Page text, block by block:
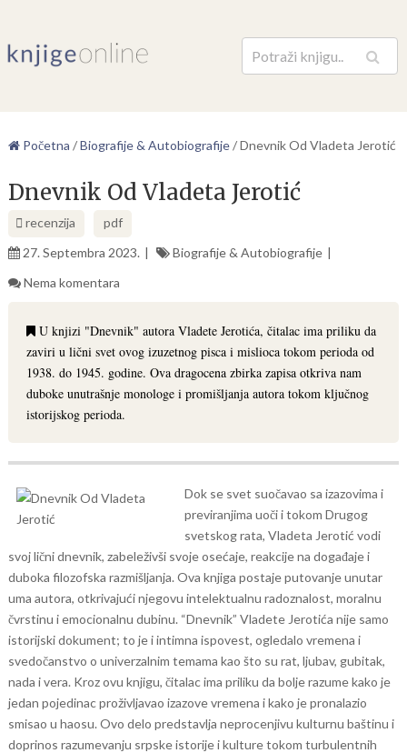
Pretraga
Početna /Biografije & Autobiografije/Dnevnik Od Vladeta Jerotić
Dnevnik Od Vladeta Jerotić
recenzija
pdf
27. Septembra 2023.
Biografije & Autobiografije
Nema komentara
U knjizi "Dnevnik" autora Vladete Jerotića, čitalac ima priliku da
zaviri u lični svet ovog izuzetnog pisca i mislioca tokom perioda od
1938. do 1945. godine. Ova dragocena zbirka zapisa otkriva nam
duboke unutrašnje monologe i promišljanja autora tokom ključnog
istorijskog perioda.
Dok se svet suočavao sa izazovima i
previranjima uoči i tokom Drugog
svetskog rata, Vladeta Jerotić vodi
svoj lični dnevnik, zabeleživši svoje osećaje, reakcije na događaje i
duboka filozofska razmišljanja. Ova knjiga postaje putovanje unutar
uma autora, otkrivajući njegovu intelektualnu radoznalost, moralnu
čvrstinu i emocionalnu dubinu. “Dnevnik” Vladete Jerotića nije samo
istorijski dokument; to je i intimna ispovest, ogledalo vremena i
svedočanstvo o univerzalnim temama kao što su rat, ljubav, gubitak,
nada i vera. Kroz ovu knjigu, čitalac ima priliku da bolje razume kako je
jedan pojedinac proživljavao izazove vremena i kako je pronalazio
smisao u haosu. Ovo delo predstavlja neprocenjivu kulturnu baštinu i
doprinos razumevanju srpske istorije i kulture tokom turbulentnih